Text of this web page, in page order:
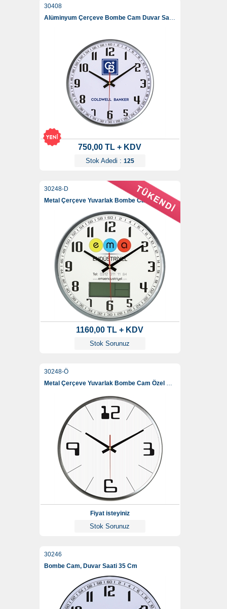
30408
Alüminyum Çerçeve Bombe Cam Duvar Saati 35 Cm
750,00 TL + KDV
Stok Adedi : 125
30248-D
Metal Çerçeve Yuvarlak Bombe Cam Duvar Saati (Dijital) 35 Cm
1160,00 TL + KDV
Stok Sorunuz
30248-Ö
Metal Çerçeve Yuvarlak Bombe Cam Özel Duvar Saati 35 Cm
Fiyat isteyiniz
Stok Sorunuz
30246
Bombe Cam, Duvar Saati 35 Cm